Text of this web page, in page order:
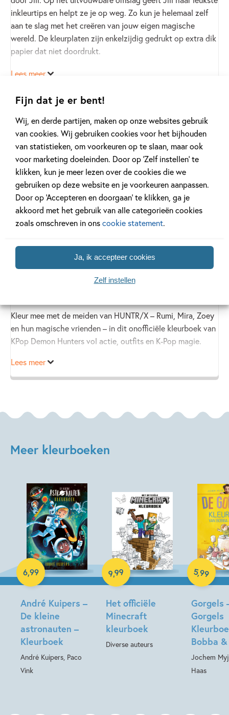
Fijn dat je er bent!
Wij, en derde partijen, maken op onze websites gebruik
van cookies. Wij gebruiken cookies voor het bijhouden
van statistieken, om voorkeuren op te slaan, maar ook
voor marketing doeleinden. Door op ‘Zelf instellen’ te
klikken, kun je meer lezen over de cookies die we
gebruiken op deze website en je voorkeuren aanpassen.
Door op ‘Accepteren en doorgaan’ te klikken, ga je
akkoord met het gebruik van alle categorieën cookies
zoals omschreven in onscookie statement.
Ja, ik accepteer cookies
Zelf instellen
inkleurtips en helpt ze je op weg. Zo kun je helemaal zelf
aan te slag met het creëren van jouw eigen magische
wereld. De kleurplaten zijn enkelzijdig gedrukt op extra dik
papier dat niet doordrukt.
Laat je creativiteit de vrije loop en ontdek de magie van
Lees ookHet avontuur van de magische penvan Jill,
waarin Sofia een magische pen vindt waarmee alles wat ze
tekent werkelijkheid wordt.
Lees meer
Paperback:
11,99
Het leukste kleurboek voor
fans van KPop Demon
Hunters
Bekijk dit boek
Bestellen
Het leukste kleurboek voor fans van KPop Demon Hunters
van K. Camero is het perfecte cadeau voor creatieve fans
Kleur mee met de meiden van HUNTR/X – Rumi, Mira, Zoey
en hun magische vrienden – in dit onofficiële kleurboek van
KPop Demon Hunters vol actie, outfits en K-Pop magie.
Ontdek 48 handgetekende kleurplaten, geïnspireerd
op iconische scènes uit de film en pak je stiften, potloden
Roep je creatieve krachten op – en laat elke pagina knallen
perfecte kleurboek voor fans van KPop Demon Hunters!
Lees meer
Meer kleurboeken
André Kuipers –
De kleine
astronauten –
Kleurboek
André Kuipers, Paco
Vink
6,99
Paperback
Het officiële
Minecraft
kleurboek
Diverse auteurs
9,99
Paperback
Gorgels
Gorgels
Bobba
Jochem
Haas
5,99
Hardcover